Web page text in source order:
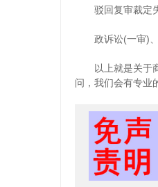
驳回复审裁定失
政诉讼(一审)、
以上就是关于商
问，我们会有专业